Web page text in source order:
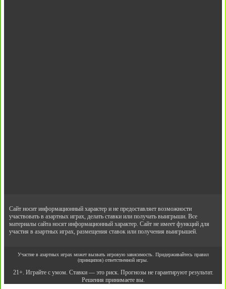
Сайт носит информационный характер и не предоставляет возможности
участвовать в азартных играх, делать ставки или получать выигрыши. Все
материалы сайта носят информационный характер. Сайт не имеет функций для
участия в азартных играх, размещения ставок или получения выигрышей.
Участие в азартных играх может вызвать игровую зависимость. Придерживайтесь правил
(принципов) ответственной игры.
21+. Играйте с умом. Ставки — это риск. Прогнозы не гарантируют результат.
Решения принимаете вы.